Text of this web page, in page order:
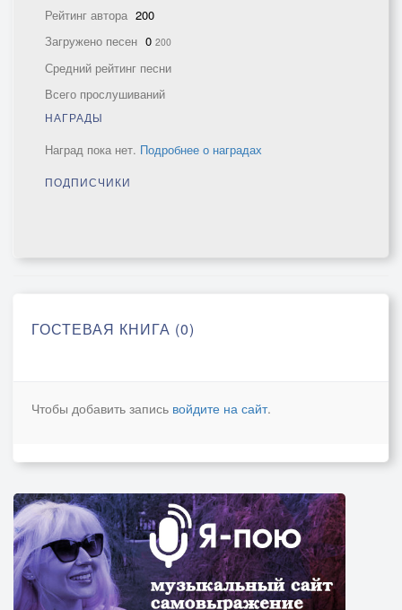
Рейтинг автора 200
Загружено песен 0 200
Средний рейтинг песни
Всего прослушиваний
НАГРАДЫ
Наград пока нет. Подробнее о наградах
ПОДПИСЧИКИ
ГОСТЕВАЯ КНИГА (0)
Чтобы добавить запись войдите на сайт.